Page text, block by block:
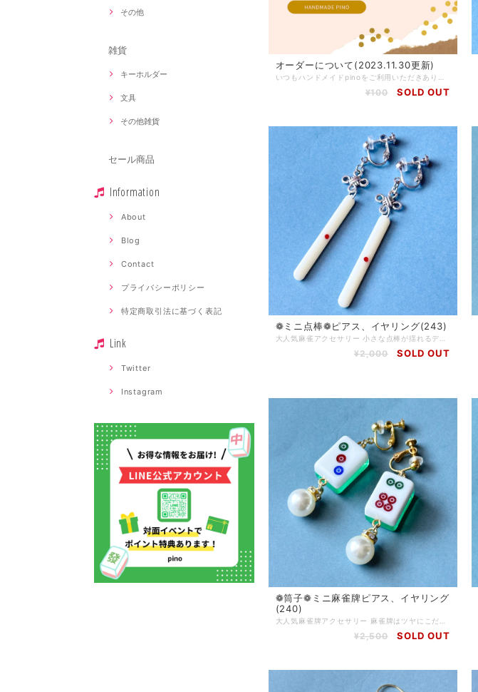
その他
雑貨
キーホルダー
文具
その他雑貨
セール商品
Information
About
Blog
Contact
プライバシーポリシー
特定商取引法に基づく表記
Link
Twitter
Instagram
オーダーについて(2023.11.30更新)
¥100 SOLD OUT
❁ ミニ点棒❁ ピアス、イヤリング(243)
¥2,000 SOLD OUT
❁筒子❁ミニ 麻雀牌ピアス、イヤリング
(240)
¥2,500 SOLD OUT